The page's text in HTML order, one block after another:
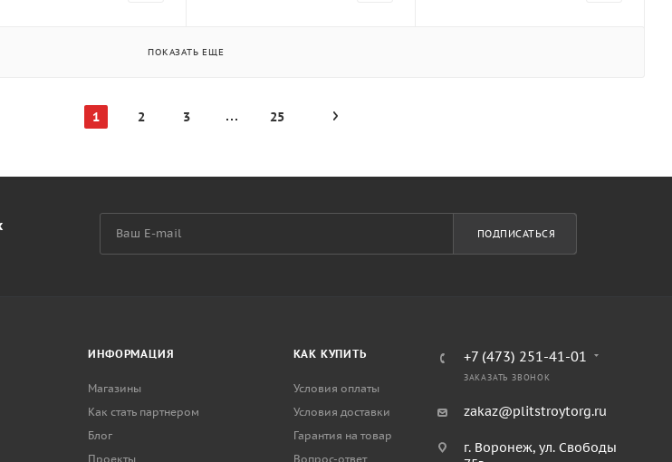
ПОКАЗАТЬ ЕЩЕ
1 2 3 25
ПОДПИСАТЬСЯ
ИНФОРМАЦИЯ
Магазины
Как стать партнером
Блог
Проекты
КАК КУПИТЬ
Условия оплаты
Условия доставки
Гарантия на товар
Вопрос-ответ
+7 (473) 251-41-01
ЗАКАЗАТЬ ЗВОНОК
zakaz@plitstroytorg.ru
г. Воронеж, ул. Свободы